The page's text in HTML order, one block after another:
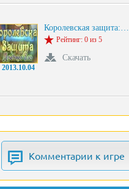
2013.10.04
Королевская защита:…
Рейтинг: 0 из 5
Скачать
Комментарии к игре